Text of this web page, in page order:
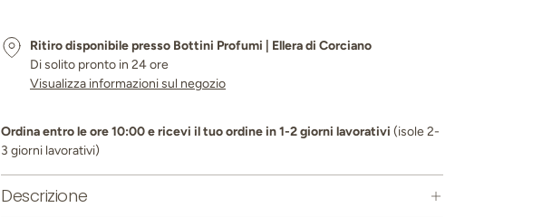
Ritiro disponibile presso Bottini Profumi | Ellera di Corciano
Di solito pronto in 24 ore
Visualizza informazioni sul negozio
Ordina entro le ore 10:00 e ricevi il tuo ordine in 1-2 giorni lavorativi (isole 2-
3 giorni lavorativi)
Descrizione